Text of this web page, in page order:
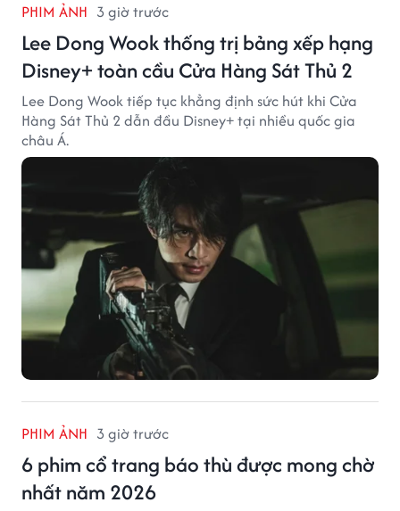
PHIM ẢNH 3 giờ trước
Lee Dong Wook thống trị bảng xếp hạng
Disney+ toàn cầu Cửa Hàng Sát Thủ 2
Lee Dong Wook tiếp tục khẳng định sức hút khi Cửa
Hàng Sát Thủ 2 dẫn đầu Disney+ tại nhiều quốc gia
châu Á.
PHIM ẢNH 3 giờ trước
6 phim cổ trang báo thù được mong chờ
nhất năm 2026